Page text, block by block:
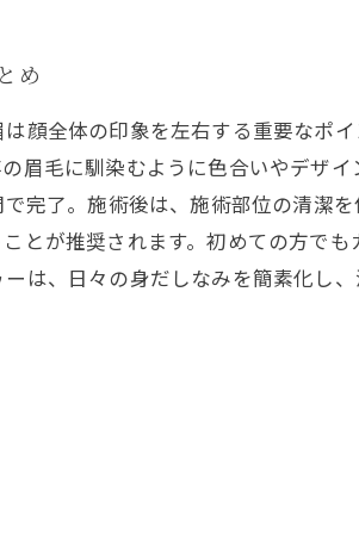
め
顔全体の印象を左右する重要なポ
眉毛に馴染むように色合いやデザ
完了。施術後は、施術部位の清潔
とが推奨されます。初めての方で
は、日々の身だしなみを簡素化し